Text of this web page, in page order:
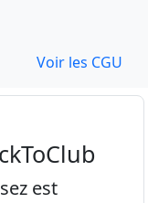
Voir les CGU
est